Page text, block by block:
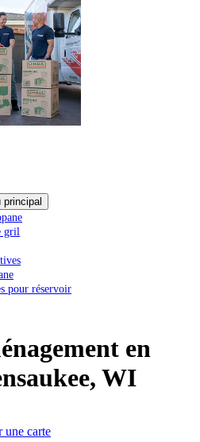
principal
gril
pour réservoir
en
WI
une carte